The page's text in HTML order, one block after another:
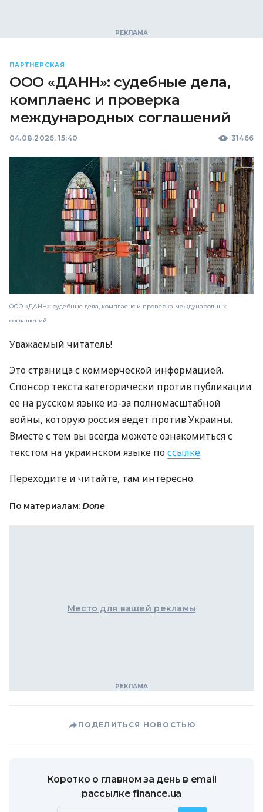
ПАРТНЕРСКАЯ
ООО «ДАНН»: судебные дела,
комплаенс и проверка
международных соглашений
04.08.2026, 15:40 31466
ООО «ДАНН»: судебные дела, комплаенс и проверка международных
соглашений
Уважаемый читатель!
Это страница с коммерческой информацией.
Спонсор текста категорически против публикации
ее на русском языке из-за полномасштабной
войны, которую россия ведет против Украины.
Вместе с тем вы всегда можете ознакомиться с
текстом на украинском языке поссылке.
Переходите и читайте, там интересно.
По материалам: Done
Место для вашей рекламы
ПОДЕЛИТЬСЯ НОВОСТЬЮ
Коротко о главном за день в email
рассылке finance.ua